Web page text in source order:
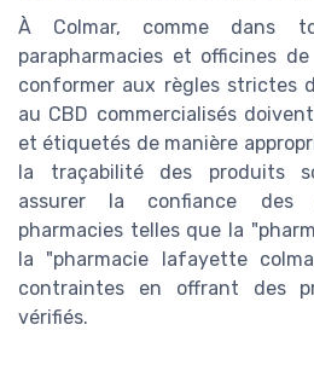
À Colmar, comme dans
parapharmacies et officines
conformer aux règles strictes
au CBD commercialisés
et étiquetés de manière
la traçabilité des produits
assurer la confiance des
pharmacies telles que la
la "pharmacie lafayette
contraintes en offrant des
vérifiés.